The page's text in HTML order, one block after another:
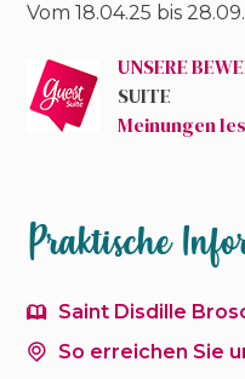
Vom 18.04.25 bis
UNSERE
SUITE
Meinungen
Praktische
Saint Disdille
So erreichen Sie